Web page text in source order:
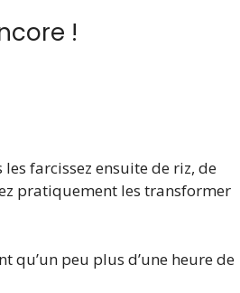
!
farcissez ensuite de riz, de
pratiquement les transformer
qu’un peu plus d’une heure de